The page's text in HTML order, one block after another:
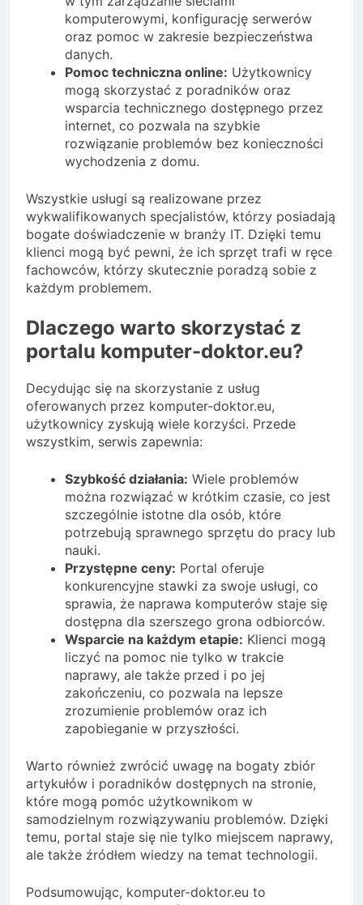
komputerowymi, konfigurację serwerów
oraz pomoc w zakresie bezpieczeństwa
danych.
Pomoc techniczna online: Użytkownicy
mogą skorzystać z poradników oraz
wsparcia technicznego dostępnego przez
internet, co pozwala na szybkie
rozwiązanie problemów bez konieczności
wychodzenia z domu.
Wszystkie usługi są realizowane przez
wykwalifikowanych specjalistów, którzy posiadają
bogate doświadczenie w branży IT. Dzięki temu
klienci mogą być pewni, że ich sprzęt trafi w ręce
fachowców, którzy skutecznie poradzą sobie z
każdym problemem.
Dlaczego warto skorzystać z
portalu komputer-doktor.eu?
Decydując się na skorzystanie z usług
oferowanych przez komputer-doktor.eu,
użytkownicy zyskują wiele korzyści. Przede
wszystkim, serwis zapewnia:
Szybkość działania: Wiele problemów
można rozwiązać w krótkim czasie, co jest
szczególnie istotne dla osób, które
potrzebują sprawnego sprzętu do pracy lub
nauki.
Przystępne ceny: Portal oferuje
konkurencyjne stawki za swoje usługi, co
sprawia, że naprawa komputerów staje się
dostępna dla szerszego grona odbiorców.
Wsparcie na każdym etapie: Klienci mogą
liczyć na pomoc nie tylko w trakcie
naprawy, ale także przed i po jej
zakończeniu, co pozwala na lepsze
zrozumienie problemów oraz ich
zapobieganie w przyszłości.
Warto również zwrócić uwagę na bogaty zbiór
artykułów i poradników dostępnych na stronie,
które mogą pomóc użytkownikom w
samodzielnym rozwiązywaniu problemów. Dzięki
temu, portal staje się nie tylko miejscem naprawy,
ale także źródłem wiedzy na temat technologii.
Podsumowując, komputer-doktor.eu to